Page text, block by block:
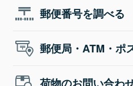
郵便番号を調べる
郵便局・ATM・ポ
荷物のお問い合わ